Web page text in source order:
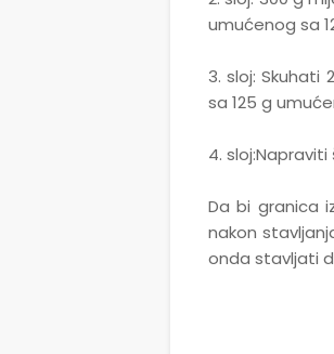
umućenog sa
3. sloj: Skuhati
sa 125 g
4.
Da bi granica
nakon
onda stavljati